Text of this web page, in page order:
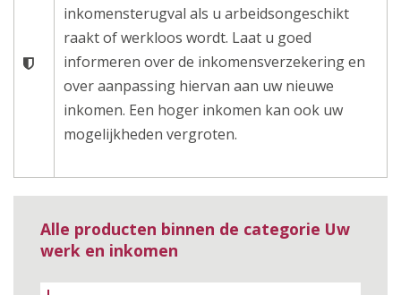
inkomensterugval als u arbeidsongeschikt
raakt of werkloos wordt. Laat u goed
informeren over de inkomensverzekering en
over aanpassing hiervan aan uw nieuwe
inkomen. Een hoger inkomen kan ook uw
mogelijkheden vergroten.
Alle producten binnen de categorie Uw
werk en inkomen